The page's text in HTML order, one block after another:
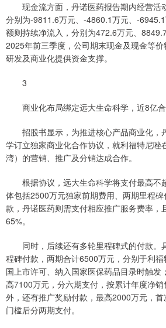
现金流方面，丹诺医药报告期内经营活
分别为-9811.6万元、-4860.1万元、-
额则持续净流入，分别为472.6万元、
2025年前三季度，公司期末现金及现金等
研发及商业化提供资金支撑。
3
商业化布局绑定远大生命科学，近8亿合
招股书显示，为推进核心产品商业化，
学订立独家商业化合作协议，就利福特尼唑
湾）的营销、推广及分销达成合作。
根据协议，远大生命科学将支付最高不
体包括2500万元独家前期费用、两期里程
款，丹诺医药则需支付相应推广服务费率，
65%。
同时，后续还有多轮里程碑式的付款。
程碑付款，两期合计6500万元，分别于利
国上市许可、纳入国家医保药品目录时触发
高7100万元，分六期支付，按累计年度净
外，还有推广奖励付款，最高2000万元，
门槛后分两期支付。